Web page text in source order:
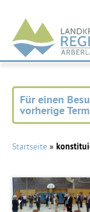
Landkreis
Regen
Für einen
vorherige
Startseite »